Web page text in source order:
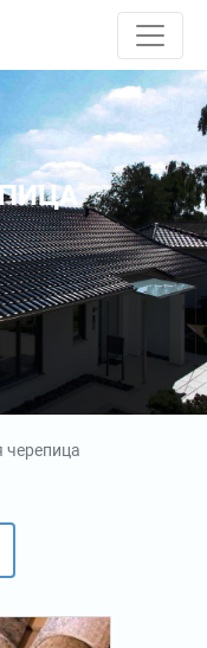
черепица